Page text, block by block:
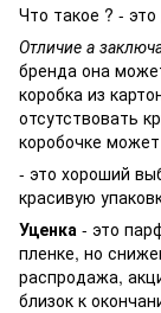
Что такое ? -
Отличие а
бренда она
коробка из
отсутствовать
коробочке
- это хороший
красивую
Уценка - это
пленке, но
распродажа,
близок к